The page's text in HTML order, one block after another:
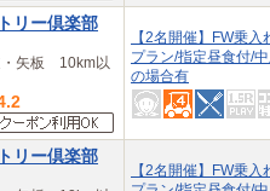
リー倶楽部
矢板 10km以
【2名開催】FW乗入
プラン/指定昼食付/
の場合有
リー倶楽部
【2名開催】FW乗入